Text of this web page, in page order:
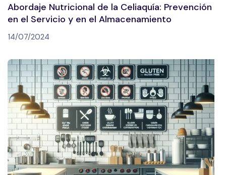
Abordaje Nutricional de la Celiaquía: Prevención
en el Servicio y en el Almacenamiento
14/07/2024